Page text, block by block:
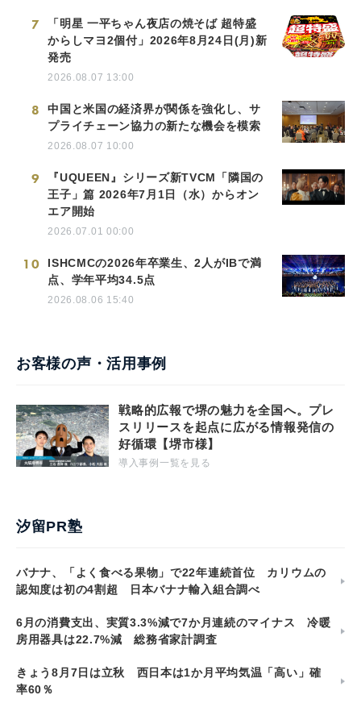
7
「明星 一平ちゃん夜店の焼そば 超特盛
からしマヨ2個付」2026年8月24日(月)新
発売
2026.08.07 13:00
8
中国と米国の経済界が関係を強化し、サ
プライチェーン協力の新たな機会を模索
2026.08.07 10:00
9
『UQUEEN』シリーズ新TVCM「隣国の
王子」篇 2026年7月1日（水）からオン
エア開始
2026.07.01 00:00
10
ISHCMCの2026年卒業生、2人がIBで満
点、学年平均34.5点
2026.08.06 15:40
お客様の声・活用事例
戦略的広報で堺の魅力を全国へ。プレ
スリリースを起点に広がる情報発信の
好循環【堺市様】
導入事例一覧を見る
汐留PR塾
バナナ、「よく食べる果物」で22年連続首位 カリウムの
認知度は初の4割超 日本バナナ輸入組合調べ
6月の消費支出、実質3.3%減で7か月連続のマイナス 冷暖
房用器具は22.7%減 総務省家計調査
きょう8月7日は立秋 西日本は1か月平均気温「高い」確
率60％